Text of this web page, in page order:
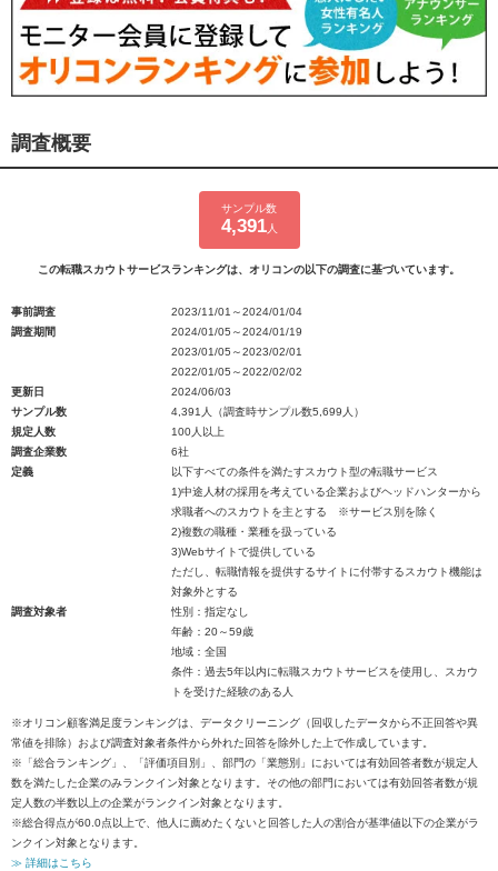
調査概要
サンプル数
4,391人
この転職スカウトサービスランキングは、オリコンの以下の調査に基づいています。
事前調査
2023/11/01～2024/01/04
調査期間
2024/01/05～2024/01/19
2023/01/05～2023/02/01
2022/01/05～2022/02/02
更新日
2024/06/03
サンプル数
4,391人（調査時サンプル数5,699人）
規定人数
100人以上
調査企業数
6社
定義
以下すべての条件を満たすスカウト型の転職サービス
1)中途人材の採用を考えている企業およびヘッドハンターから
求職者へのスカウトを主とする ※サービス別を除く
2)複数の職種・業種を扱っている
3)Webサイトで提供している
ただし、転職情報を提供するサイトに付帯するスカウト機能は
対象外とする
調査対象者
性別：指定なし
年齢：20～59歳
地域：全国
条件：過去5年以内に転職スカウトサービスを使用し、スカウ
トを受けた経験のある人
※オリコン顧客満足度ランキングは、データクリーニング（回収したデータから不正回答や異
常値を排除）および調査対象者条件から外れた回答を除外した上で作成しています。
※「総合ランキング」、「評価項目別」、部門の「業態別」においては有効回答者数が規定人
数を満たした企業のみランクイン対象となります。その他の部門においては有効回答者数が規
定人数の半数以上の企業がランクイン対象となります。
※総合得点が60.0点以上で、他人に薦めたくないと回答した人の割合が基準値以下の企業がラ
ンクイン対象となります。
≫ 詳細はこちら